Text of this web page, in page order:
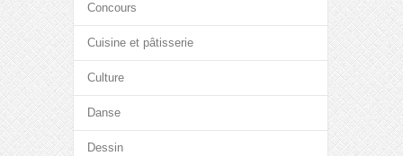
Concours
Cuisine et pâtisserie
Culture
Danse
Dessin